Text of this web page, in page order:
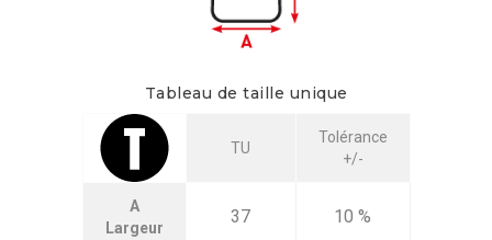
Tableau de taille unique
TU
Tolérance
+/-
A
Largeur
37 10 %